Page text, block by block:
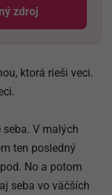
zdrojsa otvorí v
ktorá rieši veci.
V malých
ten posledný
No a potom
seba vo väčších